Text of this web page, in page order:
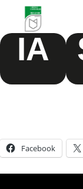
IA
Facebook